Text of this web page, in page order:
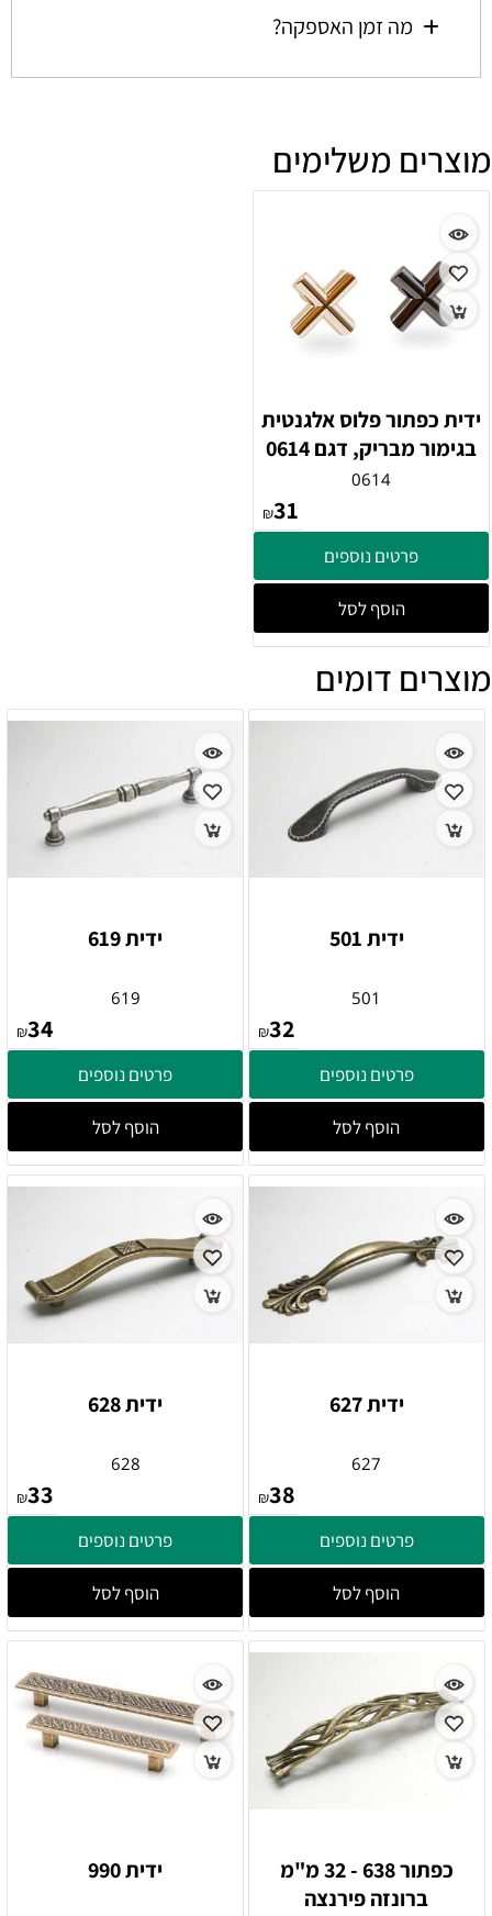
מה זמן האספקה?
מוצרים משלימים
ידית כפתור פלוס אלגנטית
בגימור מבריק, דגם 0614
0614
₪31
פרטים נוספים
הוסף לסל
מוצרים דומים
ידית 501
501
₪32
פרטים נוספים
הוסף לסל
ידית 619
619
₪34
פרטים נוספים
הוסף לסל
ידית 627
627
₪38
פרטים נוספים
הוסף לסל
ידית 628
628
₪33
פרטים נוספים
הוסף לסל
כפתור 638 - 32 מ"מ
ברונזה פירנצה
ידית 990